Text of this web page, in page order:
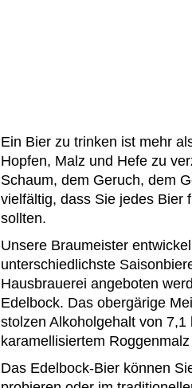
Ein Bier zu trinken ist mehr
Hopfen, Malz und Hefe zu
Schaum, dem Geruch, dem
vielfältig, dass Sie jedes Bier
sollten.
Unsere Braumeister
unterschiedlichste
Hausbrauerei angeboten
Edelbock. Das obergärige
stolzen Alkoholgehalt von
karamellisiertem
Das Edelbock-Bier können